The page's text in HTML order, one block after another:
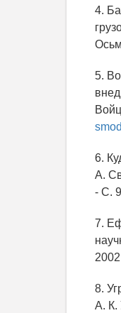
4.
5.
6.
А.
- С.
7.
8.
А. К.